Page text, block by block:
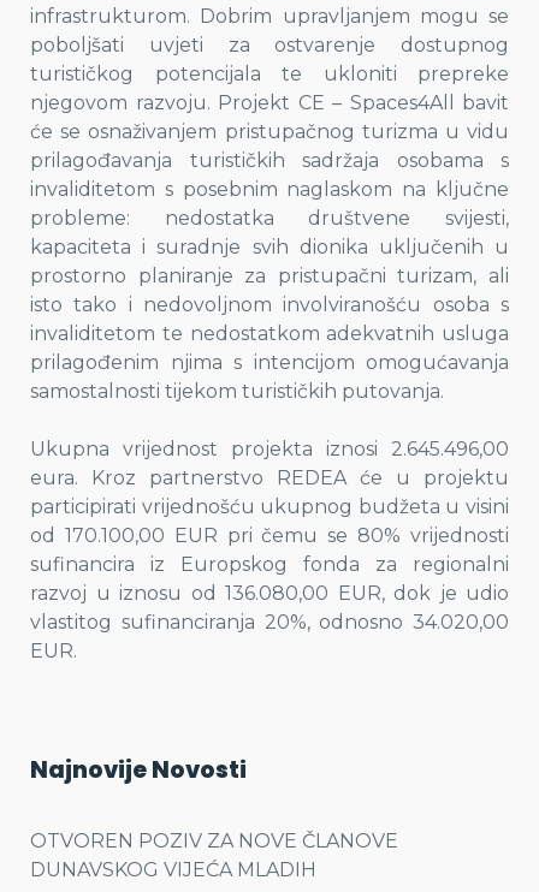
infrastrukturom. Dobrim upravljanjem mogu se
poboljšati uvjeti za ostvarenje dostupnog
turističkog potencijala te ukloniti prepreke
njegovom razvoju. Projekt CE – Spaces4All bavit
će se osnaživanjem pristupačnog turizma u vidu
prilagođavanja turističkih sadržaja osobama s
invaliditetom s posebnim naglaskom na ključne
probleme: nedostatka društvene svijesti,
kapaciteta i suradnje svih dionika uključenih u
prostorno planiranje za pristupačni turizam, ali
isto tako i nedovoljnom involviranošću osoba s
invaliditetom te nedostatkom adekvatnih usluga
prilagođenim njima s intencijom omogućavanja
samostalnosti tijekom turističkih putovanja.
Ukupna vrijednost projekta iznosi 2.645.496,00
eura. Kroz partnerstvo REDEA će u projektu
participirati vrijednošću ukupnog budžeta u visini
od 170.100,00 EUR pri čemu se 80% vrijednosti
sufinancira iz Europskog fonda za regionalni
razvoj u iznosu od 136.080,00 EUR, dok je udio
vlastitog sufinanciranja 20%, odnosno 34.020,00
EUR.
Najnovije Novosti
OTVOREN POZIV ZA NOVE ČLANOVE
DUNAVSKOG VIJEĆA MLADIH